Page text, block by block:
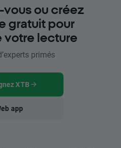
ou créez
gratuit pour
votre lecture
primés
XTB
app